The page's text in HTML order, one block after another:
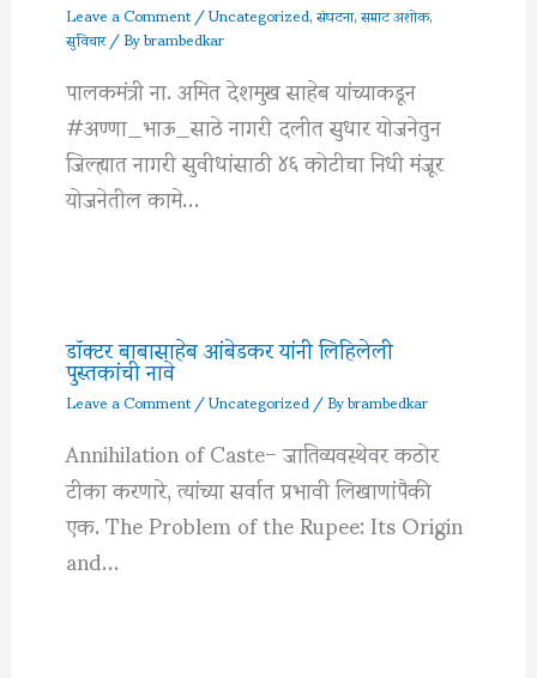
Leave a Comment/Uncategorized,संघटना,सम्राट अशोक,
सुविचार/ Bybrambedkar
पालकमंत्री ना. अमित देशमुख साहेब यांच्याकडून
#अण्णा_भाऊ_साठे नागरी दलीत सुधार योजनेतुन
जिल्ह्यात नागरी सुवीधांसाठी ४६ कोटीचा निधी मंजूर
योजनेतील कामे…
डॉक्टर बाबासाहेब आंबेडकर यांनी लिहिलेली
पुस्तकांची नावे
Leave a Comment/Uncategorized/ Bybrambedkar
Annihilation of Caste– जातिव्यवस्थेवर कठोर
टीका करणारे, त्यांच्या सर्वात प्रभावी लिखाणांपैकी
एक. The Problem of the Rupee: Its Origin
and…